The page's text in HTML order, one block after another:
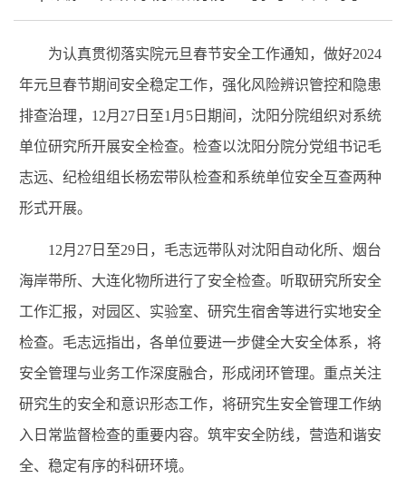
为认真贯彻落实院元旦春节安全工作通知，做好2024
年元旦春节期间安全稳定工作，强化风险辨识管控和隐患
排查治理，12月27日至1月5日期间，沈阳分院组织对系统
单位研究所开展安全检查。检查以沈阳分院分党组书记毛
志远、纪检组组长杨宏带队检查和系统单位安全互查两种
形式开展。
12月27日至29日，毛志远带队对沈阳自动化所、烟台
海岸带所、大连化物所进行了安全检查。听取研究所安全
工作汇报，对园区、实验室、研究生宿舍等进行实地安全
检查。毛志远指出，各单位要进一步健全大安全体系，将
安全管理与业务工作深度融合，形成闭环管理。重点关注
研究生的安全和意识形态工作，将研究生安全管理工作纳
入日常监督检查的重要内容。筑牢安全防线，营造和谐安
全、稳定有序的科研环境。